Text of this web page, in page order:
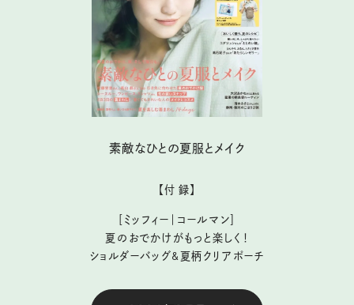
素敵なひとの夏服とメイク
【付 録】
［ミッフィー｜コールマン］
夏のおでかけがもっと楽しく！
ショルダーバッグ&夏柄クリアポーチ